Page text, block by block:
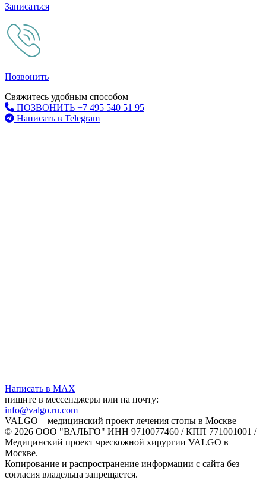
Записаться
Позвонить
Свяжитесь удобным способом
ПОЗВОНИТЬ +7 495 540 51 95
Написать в Telegram
Написать в MAX
пишите в мессенджеры или на почту:
info@valgo.ru.com
VALGO – медицинский проект лечения стопы в Москве
© 2026 ООО "ВАЛЬГО" ИНН 9710077460 / КПП 771001001 /
Медицинский проект чрескожной хирургии VALGO в
Москве.
Копирование и распространение информации с сайта без
согласия владельца запрещается.